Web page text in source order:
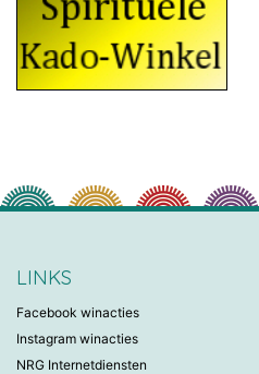
LINKS
Facebook winacties
Instagram winacties
NRG Internetdiensten